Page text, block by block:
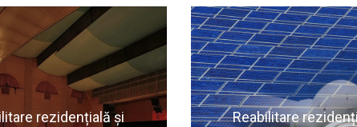
mai multe informatii
pagina urmatoare
Pentru mai multe
vizitati pagina
rezidențială și
Reabilitare